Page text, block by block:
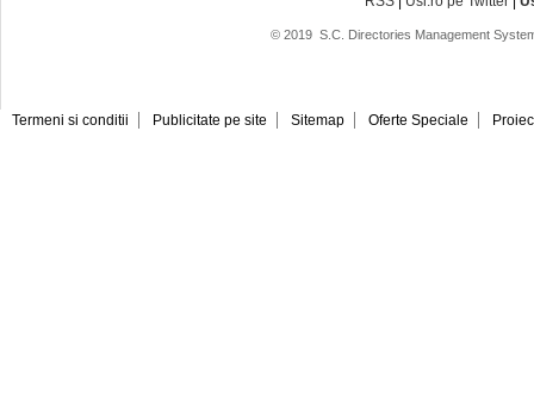
© 2019 S.C. Directories Management
Termeni si conditii Publicitate pe site Sitemap Oferte Speciale